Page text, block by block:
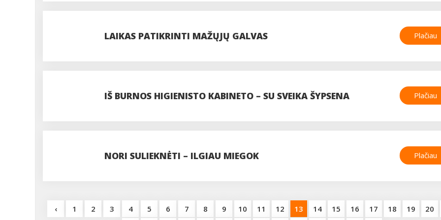
LAIKAS PATIKRINTI MAŽŲJŲ GALVAS Plačiau
IŠ BURNOS HIGIENISTO KABINETO – SU SVEIKA ŠYPSENA Plačiau
NORI SULIEKNĖTI – ILGIAU MIEGOK Plačiau
‹ 1 2 3 4 5 6 7 8 9 10 11 12 13 14 15 16 17 18 19 20